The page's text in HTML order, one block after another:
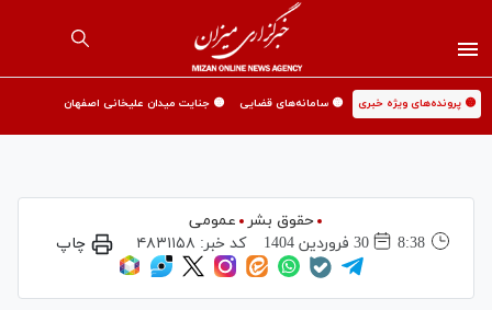
🟡 پرونده‌های ویژه خبری 🟡 سامانه‌های قضایی 🟡 جنایت میدان علیخانی اصفهان
حقوق بشر
عمومی
8:38
30 فروردين 1404 کد خبر: ۴۸۳۱۱۵۸ چاپ